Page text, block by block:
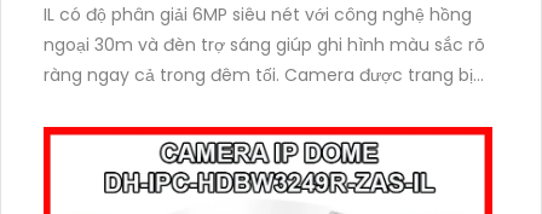
IL có độ phân giải 6MP siêu nét với công nghệ hồng
ngoại 30m và đèn trợ sáng giúp ghi hình màu sắc rõ
ràng ngay cả trong đêm tối. Camera được trang bị
công nghệ AI thông minh nhận diện chính xác người
và phương tiện nâng cao hiệu quả giám sát. Hỗ trợ
PoE giúp việc lắp đặt dễ dàng giá rẻ.